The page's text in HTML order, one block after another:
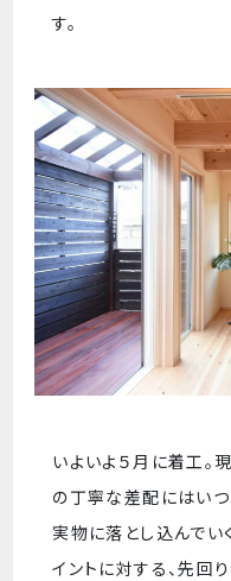
す。
いよいよ５月に着工。
の丁寧な差配にはい
実物に落とし込んでい
イントに対する、先回